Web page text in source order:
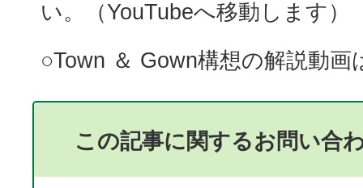
い。（YouTubeへ移動します）
○Town ＆ Gown構想の解説動画
この記事に関するお問い合